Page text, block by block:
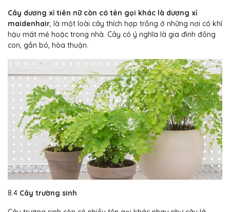
Cây dương xỉ tiên nữ còn có tên gọi khác là dương xỉ
maidenhair , là một loài cây thích hợp trồng ở những nơi có khí
hậu mát mẻ hoặc trong nhà. Cây có ý nghĩa là gia đình đông
con, gắn bó, hòa thuận.
8.4 Cây trường sinh